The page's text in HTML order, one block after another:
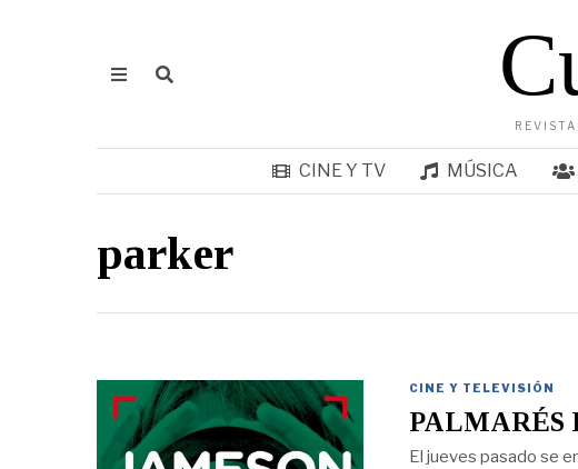
CINE Y TV MÚSICA
parker
CINE Y TELEVISIÓN
PALMARÉS
El jueves pasado se